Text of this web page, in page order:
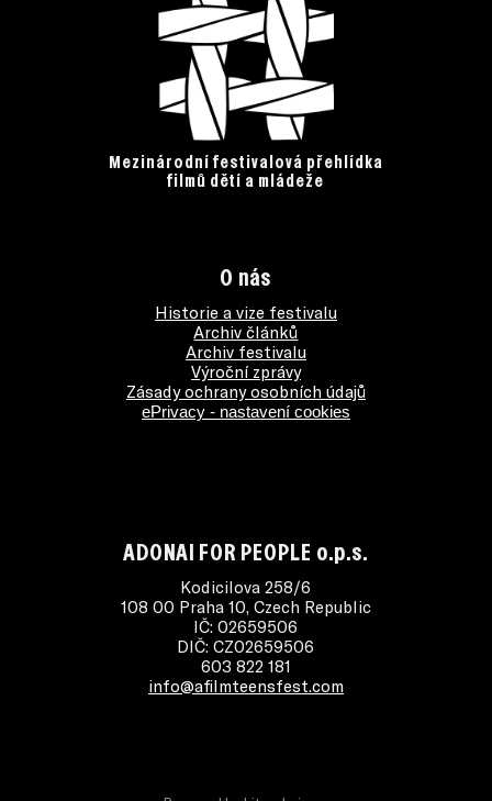
Mezinárodní festivalová přehlídka
filmů dětí a mládeže
O nás
Historie a vize festivalu
Archiv článků
Archiv festivalu
Výroční zprávy
Zásady ochrany osobních údajů
ePrivacy - nastavení cookies
ADONAI FOR PEOPLE o.p.s.
Kodicilova 258/6
108 00 Praha 10, Czech Republic
IČ: 02659506
DIČ: CZ02659506
603 822 181
info@afilmteensfest.com